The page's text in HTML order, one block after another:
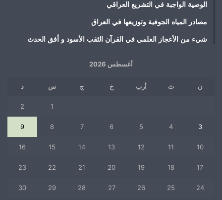
الوصية الواجبة في التشريع العراقي
مصادر المياه الجوفية وتوزيعها في العراق
شيء من الأعجاز العلمي في القرآن الثقب الأسود و أفق الحدث
أغسطس 2026
ن ث أرب خ ج س د
1
2
3
4
5
6
7
8
9
10
11
12
13
14
15
16
17
18
19
20
21
22
23
24
25
26
27
28
29
30